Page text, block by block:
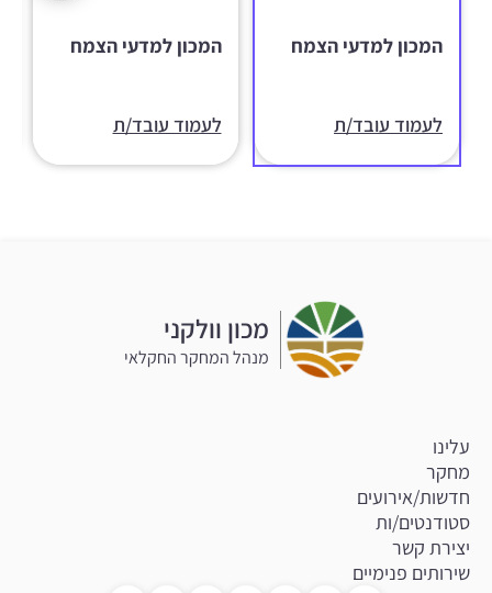
המכון למדעי הצמח
לעמוד עובד/ת
המכון למדעי הצמח
לעמוד עובד/ת
מכון וולקני
מנהל המחקר החקלאי
עלינו
מחקר
חדשות/אירועים
סטודנטים/ות
יצירת קשר
שירותים פנימיים